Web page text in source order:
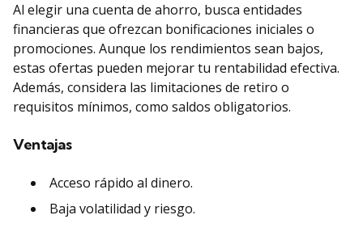
Al elegir una cuenta de ahorro, busca entidades
financieras que ofrezcan bonificaciones iniciales o
promociones. Aunque los rendimientos sean bajos,
estas ofertas pueden mejorar tu rentabilidad efectiva.
Además, considera las limitaciones de retiro o
requisitos mínimos, como saldos obligatorios.
Ventajas
Acceso rápido al dinero.
Baja volatilidad y riesgo.